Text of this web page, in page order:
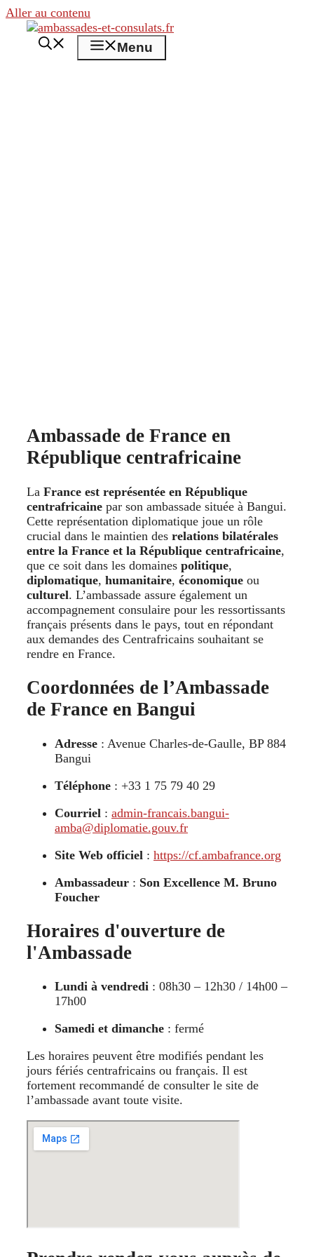
Aller au contenu
Menu
Ambassade de France en
République centrafricaine
La France est représentée en République
centrafricaine par son ambassade située à Bangui.
Cette représentation diplomatique joue un rôle
crucial dans le maintien des relations bilatérales
entre la France et la République centrafricaine,
que ce soit dans les domaines politique,
diplomatique, humanitaire, économique ou
culturel. L’ambassade assure également un
accompagnement consulaire pour les ressortissants
français présents dans le pays, tout en répondant
aux demandes des Centrafricains souhaitant se
rendre en France.
Coordonnées de l’Ambassade
de France en Bangui
Adresse : Avenue Charles-de-Gaulle, BP 884
Bangui
Téléphone : +33 1 75 79 40 29
Courriel : admin-francais.bangui-
amba@diplomatie.gouv.fr
Site Web officiel : https://cf.ambafrance.org
Ambassadeur : Son Excellence M. Bruno
Foucher
Horaires d'ouverture de
l'Ambassade
Lundi à vendredi : 08h30 – 12h30 / 14h00 –
17h00
Samedi et dimanche : fermé
Les horaires peuvent être modifiés pendant les
jours fériés centrafricains ou français. Il est
fortement recommandé de consulter le site de
l’ambassade avant toute visite.